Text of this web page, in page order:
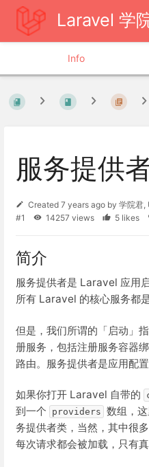
Laravel 学
Info
服务提供
Created 7 years ago by 学院君,
#1
14257 views 5 likes
简介
服务提供者是 Laravel 应用
所有 Laravel 的核心服务都
但是，我们所谓的「启动」
册服务，包括注册服务容器
路由。服务提供者是应用配置
如果你打开 Laravel 自带的
到一个
providers 数组，
务提供者类，当然，其中很
每次请求都会被加载，只有